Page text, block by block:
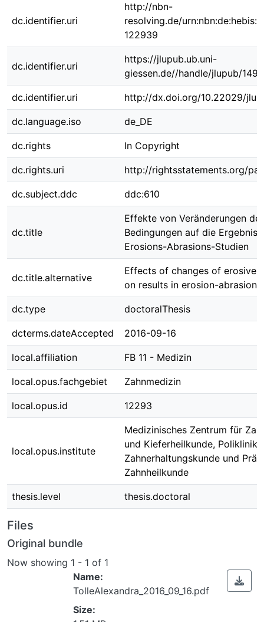
dc.identifier.uri
http://nbn-
resolving.de/
122939
dc.identifier.uri
https://jlupub.ub.uni-
giessen.de//handle/jlupub/
dc.identifier.uri http://dx.doi.org/10.22029/
dc.language.iso de_DE
dc.rights In Copyright
dc.rights.uri http://rightsstatements.org/
dc.subject.ddc ddc:610
dc.title
Effekte von Veränderungen
Bedingungen auf die
Erosions-Abrasions-Studien
dc.title.alternative
Effects of changes of erosive
on results in erosion-abrasion-
dc.type doctoralThesis
dcterms.dateAccepted 2016-09-16
local.affiliation FB 11 - Medizin
local.opus.fachgebiet Zahnmedizin
local.opus.id 12293
local.opus.institute
Medizinisches Zentrum für
und Kieferheilkunde, Poliklinik
Zahnerhaltungskunde und
Zahnheilkunde
thesis.level thesis.doctoral
Files
Original bundle
Now showing 1 - 1 of 1
Name:
TolleAlexandra_2016_09_16.pdf
Size: